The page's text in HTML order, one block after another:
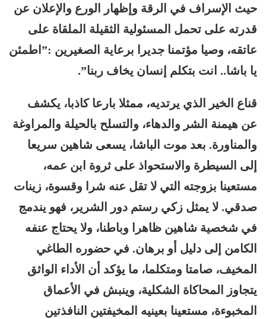
حيث الإسراف في الرقة وإظهار الورع والإعلان عن
قدرته على تحمل المسئولية الثقيلة الملقاة على
عاتقه، وصيا مؤتمنا جديرا برعاية الصغيرين :”اطمئن
يا باشا.. انت بتكلم إنسان يخاف ربنا”.
قناع الخير الذي يرتديه، ممثلا بارعا كاذبا، يكشف
عن هيمنة الشر والدهاء، والتسلح بالحيلة والمراوغة
والمناورة. بعد موت الباشا، يسعى شاهين سريعا
إلى السيطرة والاستحواذ على ثروة ابن عمه،
مستعينا بزوجته التي لا تقل عنه شرا وقسوة، زينات
صدقي. لا يمثل زكي رستم دور الشرير، فهو يندمج
في شخصية شاهين ظاهرا وباطنا، ولا يحتاج عنفه
الكامن إلى دليل أو برهان. في حضوره الطاغي
المخيف، صامتا ومتكلما، ما يؤكد أن الأداء الواثق
يتجاوز المحاكاة الشكلية، وينبش في الأعماق
المخبوءة، مستعينا بعينيه المخيفتين النافذتين